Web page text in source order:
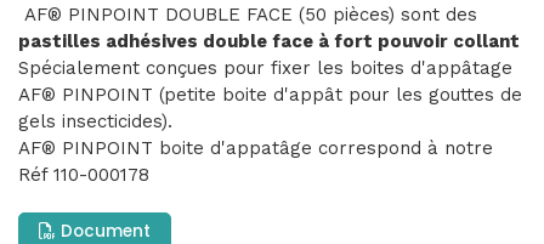
AF® PINPOINT DOUBLE FACE (50 pièces) sont des
pastilles adhésives double face à fort pouvoir collant
Spécialement conçues pour fixer les boites d'appâtage
AF® PINPOINT (petite boite d'appât pour les gouttes de
gels insecticides).
AF® PINPOINT boite d'appatâge correspond à notre
Réf 110-000178
Document